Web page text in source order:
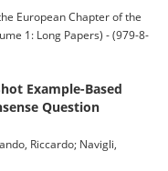
European Chapter of the
1: Long Papers) - (979-8-
Example-Based
Question
Riccardo; Navigli,